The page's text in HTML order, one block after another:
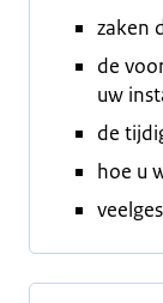
zaken
de
uw
de
hoe u